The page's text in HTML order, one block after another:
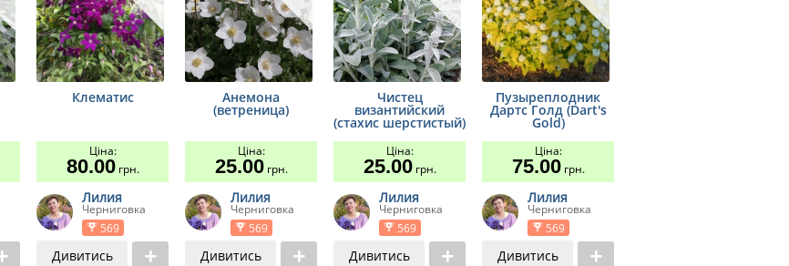
Клематис
Ціна:
80.00грн.
Лилия
Черниговка
569
Дивитись
Анемона
(ветреница)
Ціна:
25.00грн.
Лилия
Черниговка
569
Дивитись
Чистец
византийский
(стахис шерстистый)
Ціна:
25.00грн.
Лилия
Черниговка
569
Дивитись
Пузыреплодник
Дартс Голд (Dart's
Gold)
Ціна:
75.00грн.
Лилия
Черниговка
569
Дивитись